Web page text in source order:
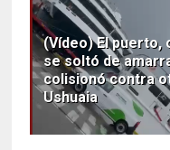
(Vídeo) El puerto,
se soltó de
colisionó contra
Ushuaia